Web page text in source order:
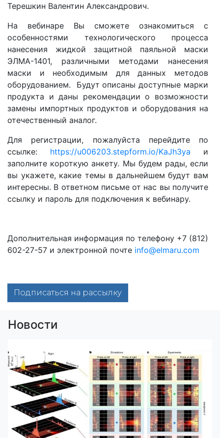
Терешкин Валентин Александрович.
На вебинаре Вы сможете ознакомиться с
особенностями технологического процесса
нанесения жидкой защитной паяльной маски
ЭЛМА-1401, различными методами нанесения
маски и необходимым для данных методов
оборудованием. Будут описаны доступные марки
продукта и даны рекомендации о возможности
замены импортных продуктов и оборудования на
отечественный аналог.
Для регистрации, пожалуйста перейдите по
ссылке: https://u006203.stepform.io/KaJh3ya и
заполните короткую анкету. Мы будем рады, если
вы укажете, какие темы в дальнейшем будут вам
интересны. В ответном письме от нас вы получите
ссылку и пароль для подключения к вебинару.
Дополнительная информация по телефону +7 (812)
602-27-57 и электронной почте info@elmaru.com
Подписаться на рассылку
Новости